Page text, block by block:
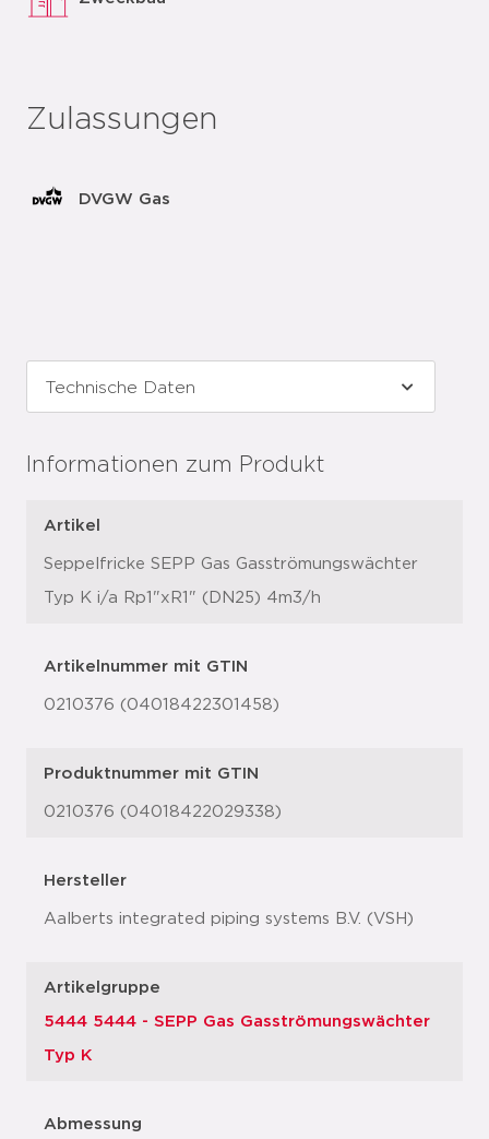
Zulassungen
DVGW Gas
Informationen zum Produkt
Artikel
Seppelfricke SEPP Gas Gasströmungswächter
Typ K i/a Rp1"xR1" (DN25) 4m3/h
Artikelnummer mit GTIN
0210376 (04018422301458)
Produktnummer mit GTIN
0210376 (04018422029338)
Hersteller
Aalberts integrated piping systems B.V. (VSH)
Artikelgruppe
5444 5444 - SEPP Gas Gasströmungswächter
Typ K
Abmessung